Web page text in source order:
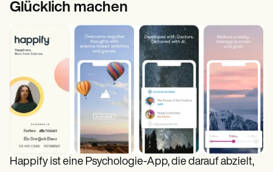
Glücklich machen
Happify ist eine Psychologie-App, die darauf abzielt,